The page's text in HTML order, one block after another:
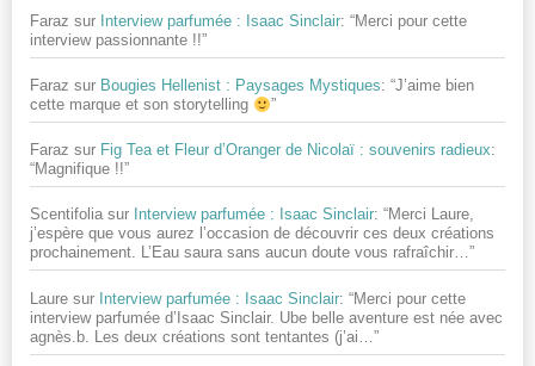
Faraz sur Interview parfumée : Isaac Sinclair: “Merci pour cette
interview passionnante !!”
Faraz sur Bougies Hellenist : Paysages Mystiques: “J’aime bien
cette marque et son storytelling
”
Faraz sur Fig Tea et Fleur d’Oranger de Nicolaï : souvenirs radieux:
“Magnifique !!”
Scentifolia sur Interview parfumée : Isaac Sinclair: “Merci Laure,
j’espère que vous aurez l’occasion de découvrir ces deux créations
prochainement. L’Eau saura sans aucun doute vous rafraîchir…”
Laure sur Interview parfumée : Isaac Sinclair: “Merci pour cette
interview parfumée d’Isaac Sinclair. Ube belle aventure est née avec
agnès.b. Les deux créations sont tentantes (j’ai… ”